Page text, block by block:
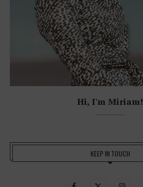
Hi, I'm Miriam!
KEEP IN TOUCH